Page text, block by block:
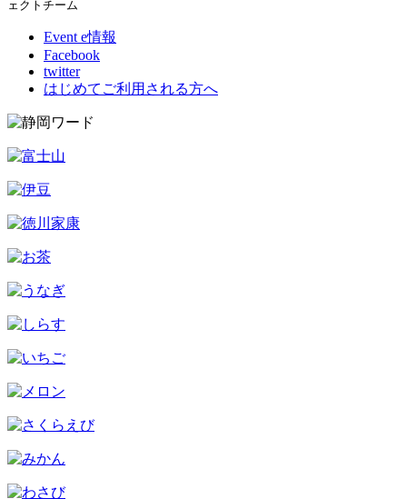
ェクトチーム
Event e情報
Facebook
twitter
はじめてご利用される方へ